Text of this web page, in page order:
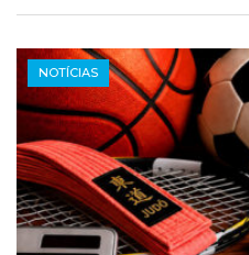
NOTÍCIAS